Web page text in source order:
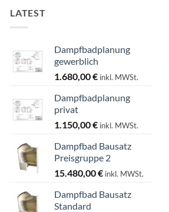
LATEST
Dampfbadplanung
gewerblich
1.680,00€ inkl. MWSt.
Dampfbadplanung
privat
1.150,00€ inkl. MWSt.
Dampfbad Bausatz
Preisgruppe 2
15.480,00€ inkl. MWSt.
Dampfbad Bausatz
Standard